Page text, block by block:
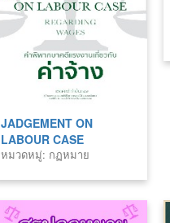
JADGEMENT ON
LABOUR CASE
REGARDING WAGES คำ
ค่าจ้าง
หมวดหมู่: กฏหมาย